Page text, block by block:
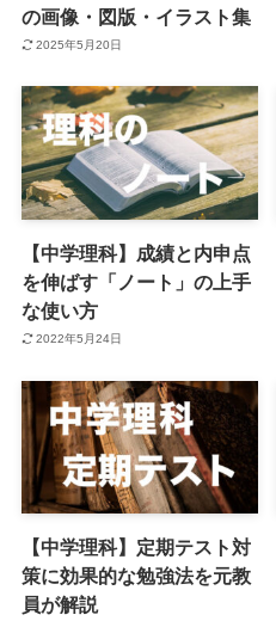
の画像・図版・イラスト集
2025年5月20日
【中学理科】成績と内申点
を伸ばす「ノート」の上手
な使い方
2022年5月24日
【中学理科】定期テスト対
策に効果的な勉強法を元教
員が解説